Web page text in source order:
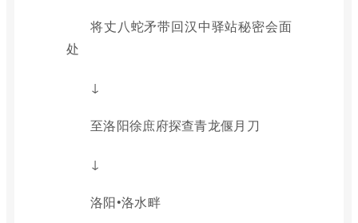
将丈八蛇矛带回汉中驿站秘密会面
处
↓
至洛阳徐庶府探查青龙偃月刀
↓
洛阳•洛水畔